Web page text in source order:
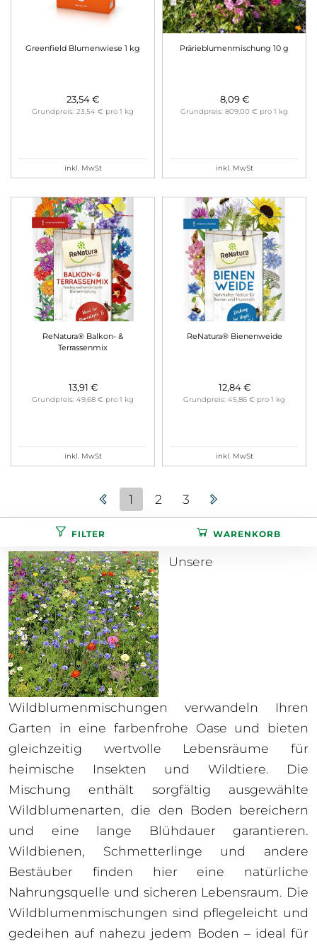
Greenfield Blumenwiese 1 kg
23,54 €
Grundpreis: 23,54 € pro 1 kg
inkl. MwSt
Prärieblumenmischung 10 g
8,09 €
Grundpreis: 809,00 € pro 1 kg
inkl. MwSt
ReNatura® Balkon- &
Terrassenmix
13,91 €
Grundpreis: 49,68 € pro 1 kg
inkl. MwSt
ReNatura® Bienenweide
12,84 €
Grundpreis: 45,86 € pro 1 kg
inkl. MwSt
1 2 3
Unsere
Wildblumenmischungen verwandeln Ihren
Garten in eine farbenfrohe Oase und bieten
gleichzeitig wertvolle Lebensräume für
heimische Insekten und Wildtiere. Die
Mischung enthält sorgfältig ausgewählte
Wildblumenarten, die den Boden bereichern
und eine lange Blühdauer garantieren.
Wildbienen, Schmetterlinge und andere
Bestäuber finden hier eine natürliche
Nahrungsquelle und sicheren Lebensraum. Die
Wildblumenmischungen sind pflegeleicht und
gedeihen auf nahezu jedem Boden – ideal für
FILTER WARENKORB